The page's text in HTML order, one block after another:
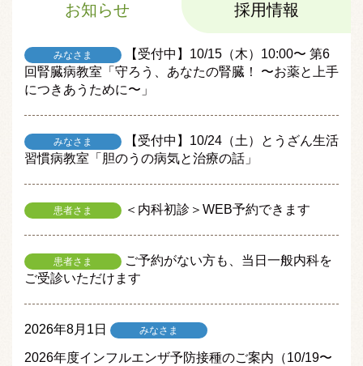
お知らせ 採用情報
みなさま
【受付中】10/15（木）10:00〜 第6
回腎臓病教室「守ろう、あなたの腎臓！ 〜お薬と上手
につきあうために〜」
みなさま
【受付中】10/24（土）とうざん生活
習慣病教室「胆のうの病気と治療の話」
患者さま ＜内科初診＞WEB予約できます
患者さま
ご予約がない方も、当日一般内科を
ご受診いただけます
2026年8月1日 みなさま
2026年度インフルエンザ予防接種のご案内（10/19〜